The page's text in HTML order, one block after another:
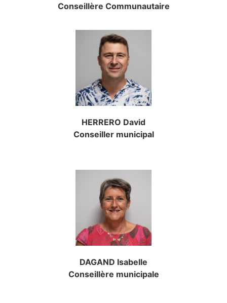
Conseillère Communautaire
HERRERO David
Conseiller municipal
DAGAND Isabelle
Conseillère municipale